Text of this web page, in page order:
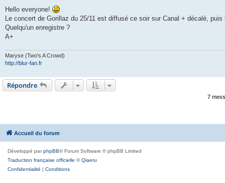
s
a
g
Hello everyone!
Le concert de Gorillaz du 25/11 est diffusé ce soir sur Canal + décalé,
Quelqu'un enregistre ?
A+
Maryse (Two's A Crowd)
http://blur-fan.fr
Répondre
7
Accueil du forum
Développé parphpBB® Forum Software © phpBB Limited
Traduction française officielle ©Qiaeru
Confidentialité | Conditions